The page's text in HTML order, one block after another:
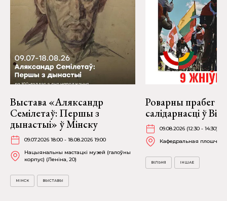
Выстава «Аляксандр
Семілетаў: Першы з
дынастыі» ў Мінску
09.07.2026 18:00 - 18.08.2026 19:00
Нацыянальны мастацкі музей (галоўны
корпус) (Леніна, 20)
МІНСК ВЫСТАВЫ
Роварны прабег
салідарнасці ў
09.08.2026 (12:30 - 14:30)
Кафедральная плошча
ВІЛЬНЯ ІНШАЕ